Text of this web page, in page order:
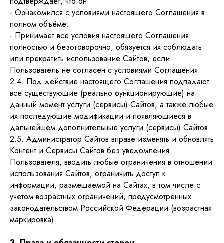
- Ознакомился с условиями настоящего Соглашения в
полном объёме;
- Принимает все условия настоящего Соглашения
полностью и безоговорочно, обязуется их соблюдать
или прекратить использование Сайтов, если
Пользователь не согласен с условиями Соглашения.
2.4. Под действие настоящего Соглашения подпадают
все существующие (реально функционирующие) на
данный момент услуги (сервисы) Сайтов, а также любые
их последующие модификации и появляющиеся в
дальнейшем дополнительные услуги (сервисы) Сайтов.
2.5. Администратор Сайтов вправе изменять и обновлять
Контент и Сервисы Сайтов без уведомления
Пользователя, вводить любые ограничения в отношении
использования Сайтов, ограничить доступ к
информации, размещаемой на Сайтах, в том числе с
учетом возрастных ограничений, предусмотренных
законодательством Российской Федерации (возрастная
маркировка).